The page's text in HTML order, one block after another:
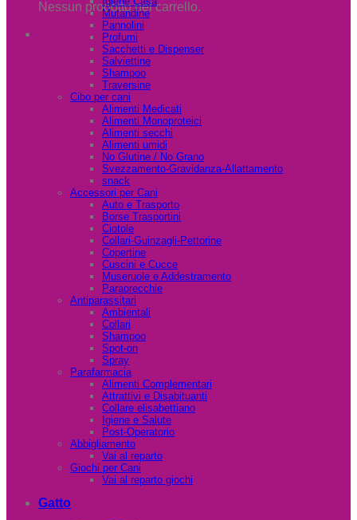
Nessun prodotto nel carrello.
Mutandine
Pannolini
Profumi
Sacchetti e Dispenser
Salviettine
Shampoo
Traversine
Cibo per cani
Alimenti Medicati
Alimenti Monoproteici
Alimenti secchi
Alimenti umidi
No Glutine / No Grano
Svezzamento-Gravidanza-Allattamento
snack
Accessori per Cani
Auto e Trasporto
Borse Trasportini
Ciotole
Collari-Guinzagli-Pettorine
Copertine
Cuscini e Cucce
Museruole e Addestramento
Paraorecchie
Antiparassitari
Ambientali
Collari
Shampoo
Spot-on
Spray
Parafarmacia
Alimenti Complementari
Attrattivi e Disabituanti
Collare elisabettiano
Igiene e Salute
Post-Operatorio
Abbigliamento
Vai al reparto
Giochi per Cani
Vai al reparto giochi
Gatto